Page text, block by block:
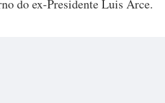
do ex-Presidente Luis Arce.